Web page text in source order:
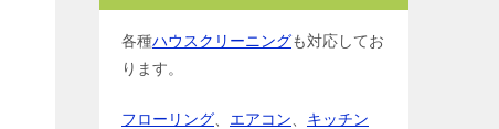
各種ハウスクリーニングも対応してお
ります。
フローリング エアコン
キッチン